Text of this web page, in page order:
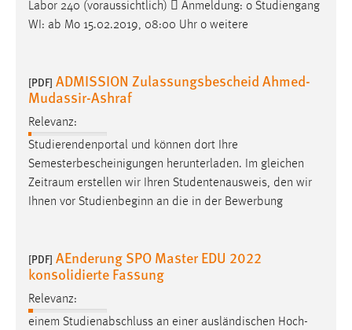
Labor 240 (voraussichtlich)  Anmeldung: o Studiengang
WI: ab Mo 15.02.2019, 08:00 Uhr o weitere
[PDF] ADMISSION Zulassungsbescheid Ahmed-
Mudassir-Ashraf
Relevanz:
Studierendenportal und können dort Ihre
Semesterbescheinigungen herunterladen. Im gleichen
Zeitraum erstellen wir Ihren Studentenausweis, den wir
Ihnen vor Studienbeginn an die in der Bewerbung
[PDF] AEnderung SPO Master EDU 2022
konsolidierte Fassung
Relevanz:
einem Studienabschluss an einer ausländischen Hoch-
EXTERNE MEDIEN
Um Inhalte von Videoplattformen und Social Media
YouTube
Vimeo